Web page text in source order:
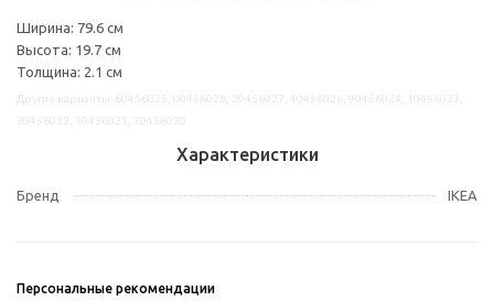
Ширина: 79.6 см
Высота: 19.7 см
Толщина: 2.1 см
Характеристики
Бренд IKEA
Персональные рекомендации